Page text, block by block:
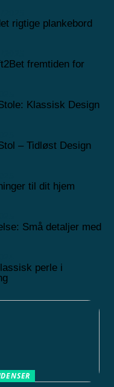
rigtige plankebord
fremtiden for
Klassisk Design
– Tidløst Design
til dit hjem
Små detaljer med
perle i